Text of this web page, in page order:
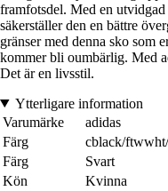
framfotsdel. Med en
säkerställer den en bättre
gränser med denna sko som
kommer bli oumbärlig. Med
Det är en livsstil.
Ytterligare information
Varumärke
adidas
Färg
cblack/
Färg
Svart
Kön
Kvinna